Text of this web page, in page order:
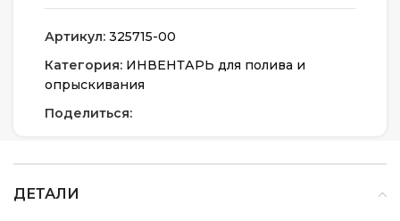
Артикул: 325715-00
Категория: ИНВЕНТАРЬ для полива и
опрыскивания
Поделиться:
ДЕТАЛИ